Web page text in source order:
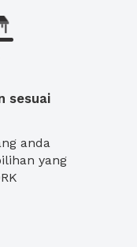
sesuai
anda
yang